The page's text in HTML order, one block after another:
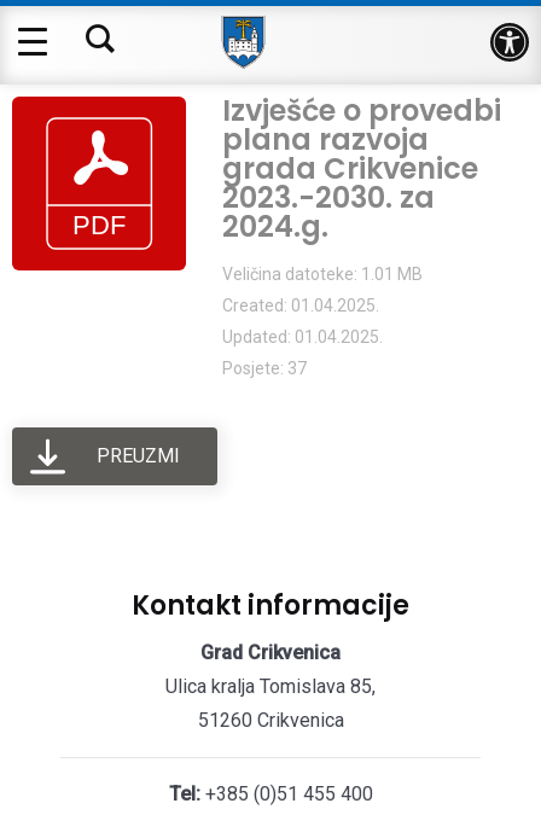
Izvješće o provedbi
plana razvoja
grada Crikvenice
2023.-2030. za
2024.g.
Veličina datoteke: 1.01 MB
Created: 01.04.2025.
Updated: 01.04.2025.
Posjete: 37
PREUZMI
Kontakt informacije
Grad Crikvenica
Ulica kralja Tomislava 85,
51260 Crikvenica
Tel:+385 (0)51 455 400